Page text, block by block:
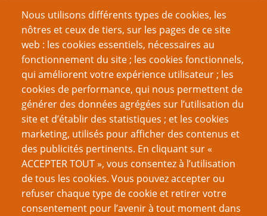
Nous utilisons différents types de cookies, les
nôtres et ceux de tiers, sur les pages de ce site
web : les cookies essentiels, nécessaires au
fonctionnement du site ; les cookies fonctionnels,
qui améliorent votre expérience utilisateur ; les
cookies de performance, qui nous permettent de
générer des données agrégées sur l’utilisation du
site et d’établir des statistiques ; et les cookies
marketing, utilisés pour afficher des contenus et
des publicités pertinents. En cliquant sur «
ACCEPTER TOUT », vous consentez à l’utilisation
de tous les cookies. Vous pouvez accepter ou
refuser chaque type de cookie et retirer votre
consentement pour l’avenir à tout moment dans
mais toujours vivant. Il a toujours aimé la fantasy et la
science-fiction.Son autobiographie sur le Grog.
Nom d'utilisateur
Mot de passe
Créer un nouveau compte